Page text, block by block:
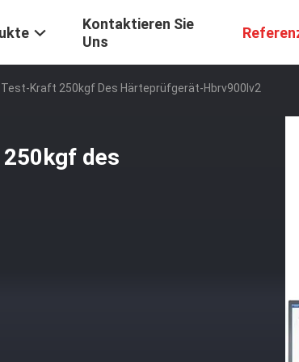
Kontaktieren Sie
Uns
Kraft 250kgf Des Härteprüfgerät-Hbrv900lv2
des